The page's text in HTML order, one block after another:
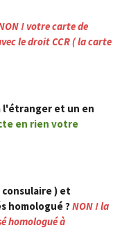
! votre carte de
le droit CCR ( la carte
l'étranger et un en
en rien votre
) et
homologué ?NON ! la
homologué à